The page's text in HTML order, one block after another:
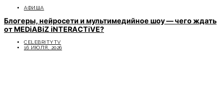
АФИША
Блогеры, нейросети и мультимедийное шоу — чего ждать
от MEDiABiZ iNTERACTiVE?
CELEBRITYTV
16 ИЮЛЯ, 2026